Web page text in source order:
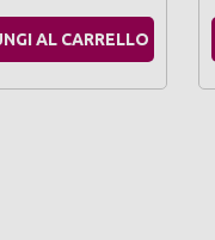
AL CARRELLO